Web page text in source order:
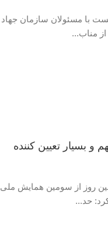
با مسئولان سازمان جهاد
مناب...
بسیار تعیین کننده
روز از سومین همایش ملی
حد...